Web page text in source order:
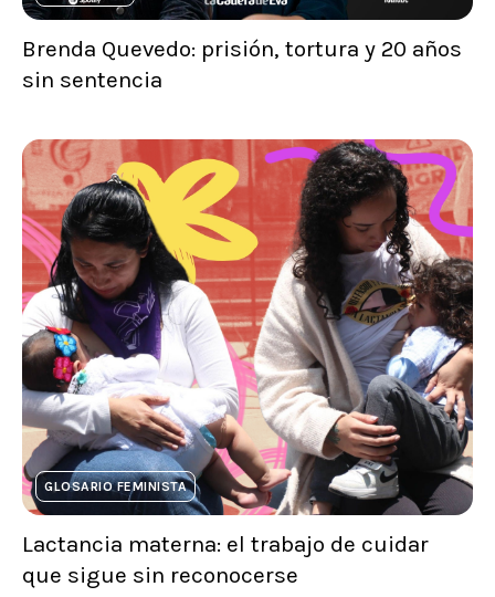
Brenda Quevedo: prisión, tortura y 20 años
sin sentencia
GLOSARIO FEMINISTA
Lactancia materna: el trabajo de cuidar
que sigue sin reconocerse